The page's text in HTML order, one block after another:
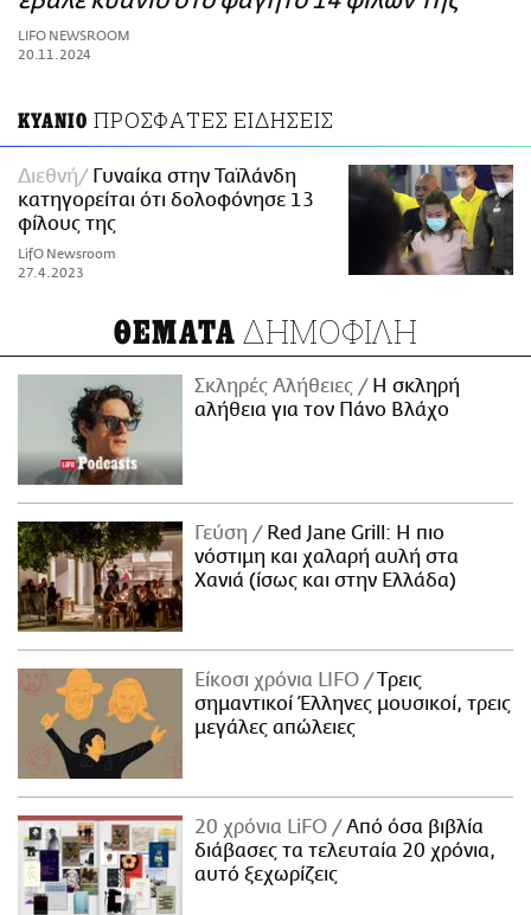
ΑΜΠΑ
PRINT
LIFO NEWSROOM
20.11.2024
ΚΥΑΝΙΟ ΠΡΟΣΦΑΤΕΣ ΕΙΔΗΣΕΙΣ
Διεθνή
Γυναίκα στην Ταϊλάνδη
κατηγορείται ότι δολοφόνησε 13
φίλους της
LifO Newsroom
27.4.2023
ΘΕΜΑΤΑ ΔΗΜΟΦΙΛΗ
Σκληρές Αλήθειες
H σκληρή
αλήθεια για τον Πάνο Βλάχο
Γεύση
Red Jane Grill: Η πιο
νόστιμη και χαλαρή αυλή στα
Χανιά (ίσως και στην Ελλάδα)
Είκοσι χρόνια LIFO
Tρεις
σημαντικοί Έλληνες μουσικοί, τρεις
μεγάλες απώλειες
20 χρόνια LiFO
Από όσα βιβλία
διάβασες τα τελευταία 20 χρόνια,
αυτό ξεχωρίζεις